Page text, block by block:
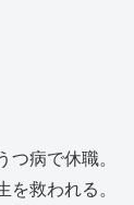
病で休職。
救われる。